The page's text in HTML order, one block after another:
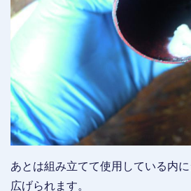
あとは組み立てて使用している内
広げられます。